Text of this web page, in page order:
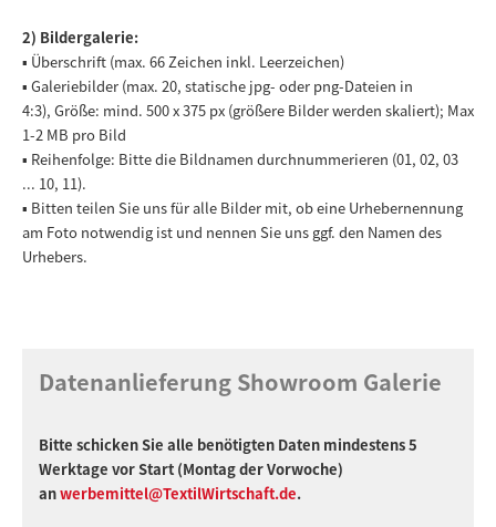
2) Bildergalerie:
▪ Überschrift (max. 66 Zeichen inkl. Leerzeichen)
▪ Galeriebilder (max. 20, statische jpg- oder png-Dateien in
4:3), Größe: mind. 500 x 375 px (größere Bilder werden skaliert); Max
1-2 MB pro Bild
▪ Reihenfolge: Bitte die Bildnamen durchnummerieren (01, 02, 03
... 10, 11).
▪ Bitten teilen Sie uns für alle Bilder mit, ob eine Urhebernennung
am Foto notwendig ist und nennen Sie uns ggf. den Namen des
Urhebers.
Datenanlieferung Showroom Galerie
Bitte schicken Sie alle benötigten Daten mindestens 5
Werktage vor Start (Montag der Vorwoche)
anwerbemittel@TextilWirtschaft.de.